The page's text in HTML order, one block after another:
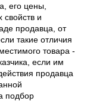
его цены,
свойств и
продавца, от
такие отличия
товара -
если им
продавца
подбор